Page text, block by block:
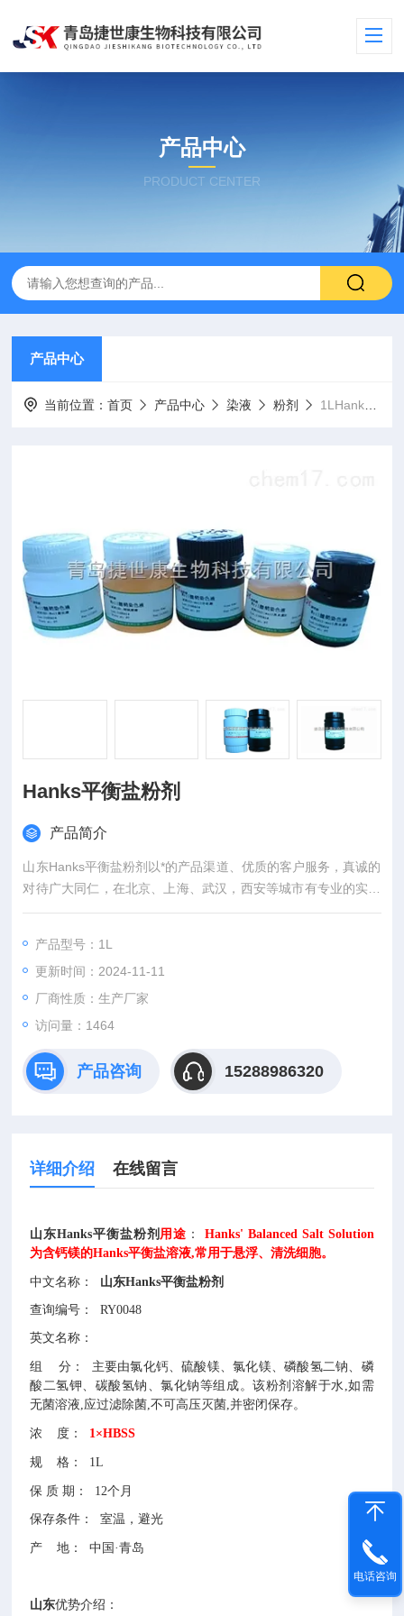
产品中心
PRODUCT CENTER
产品中心
当前位置：首页 产品中心 染液 粉剂 1LHanks平衡盐粉剂
Hanks平衡盐粉剂
产品简介
山东Hanks平衡盐粉剂以*的产品渠道、优质的客户服务，真诚的
对待广大同仁，在北京、上海、武汉，西安等城市有专业的实验
室，竭诚服务每位科研工作者。
产品型号：1L
更新时间：2024-11-11
厂商性质：生产厂家
访问量：1464
产品咨询 15288986320
详细介绍 在线留言
山东Hanks平衡盐粉剂 用途 ：
Hanks' Balanced Salt Solution
为含钙镁的Hanks平衡盐溶液,常用于悬浮、清洗细胞。
中文名称： 山东Hanks平衡盐粉剂
查询编号： RY0048
英文名称：
组 分：
主要由氯化钙、硫酸镁、氯化镁、磷酸氢二钠、磷
酸二氢钾、碳酸氢钠、氯化钠等组成。该粉剂溶解于水,如需
无菌溶液,应过滤除菌,不可高压灭菌,并密闭保存。
浓 度： 1×HBSS
规 格： 1L
保 质 期： 12个月
保存条件： 室温，避光
产 地： 中国 ·青岛
山东优势介绍：
电话咨询